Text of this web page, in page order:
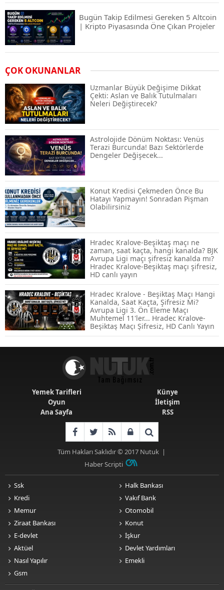
Bugün Takip Edilmesi Gereken 5 Altcoin
| Kripto Piyasasında Öne Çıkan Projeler
Airdrop Nasıl Alınır? Kripto Para Airdrop
Rehberi ve Güvenli Katılım Yöntemleri
Spot ve Vadeli İşlem Arasındaki Farklar |
Hangi Piyasa Sizin İçin Daha Uygun?
ABD-İran Anlaşması Sonrası Altın
Rekora Koştu, Petrol Fiyatları Sert Düştü
Temmuz 2026 Maaş Zammı Netleşiyor!
Memur, Emekli ve Sosyal Yardımlarda
Yeni Oranlar
KOSGEB’den KOBİ’lere Dev Finansman
Hamlesi: 36 Ay Vadeli 30 Milyon TL
Destek
Emekli Maaşlarında Temmuz Hesabı:
Zam Oranı ve Taban Aylık İçin Yeni
Senaryolar
ÇOK OKUNANLAR
Uzmanlar Büyük Değişime Dikkat
Çekti: Aslan ve Balık Tutulmaları
Neleri Değiştirecek?
Astrolojide Dönüm Noktası: Venüs
Terazi Burcunda! Bazı Sektörlerde
Dengeler Değişecek...
Konut Kredisi Çekmeden Önce Bu
Hatayı Yapmayın! Sonradan Pişman
Olabilirsiniz
Hradec Kralove-Beşiktaş maçı ne
zaman, saat kaçta, hangi kanalda? BJK
Avrupa Ligi maçı şifresiz kanalda mı?
Hradec Kralove-Beşiktaş maçı şifresiz,
HD canlı yayın
Hradec Kralove - Beşiktaş Maçı Hangi
Kanalda, Saat Kaçta, Şifresiz Mi?
Avrupa Ligi 3. Ön Eleme Maçı
Muhtemel 11'ler... Hradec Kralove-
Beşiktaş Maçı Şifresiz, HD Canlı Yayın
Yemek Tarifleri
Oyun
Ana Sayfa
Künye
İletişim
RSS
Tüm Hakları Saklıdır © 2017 Nutuk|
Haber Scripti
Ssk
Kredi
Memur
Ziraat Bankası
E-devlet
Aktüel
Nasıl Yapılır
Gsm
Halk Bankası
Vakıf Bank
Otomobil
Konut
İşkur
Devlet Yardımları
Emekli